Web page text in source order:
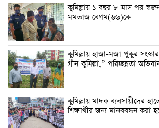
কুমিল্লায় ১ বছর ৮ মাস পর
মমতাজ বেগম(৬৬)কে
কুমিল্লায় হাজা-মজা পুকুর
গ্রীন কুমিল্লা,” পরিচ্ছন্নতা
কুমিল্লায় মাদক ব্যবসায়ীদের
শিক্ষার্থীর জন্য মানববন্ধন করা